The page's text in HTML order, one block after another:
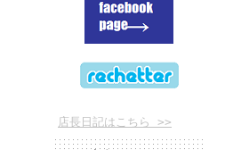
店長日記はこちら >>